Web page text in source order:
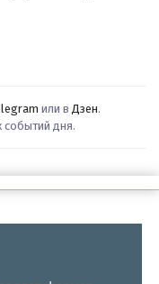
или в Дзен.
событий дня.